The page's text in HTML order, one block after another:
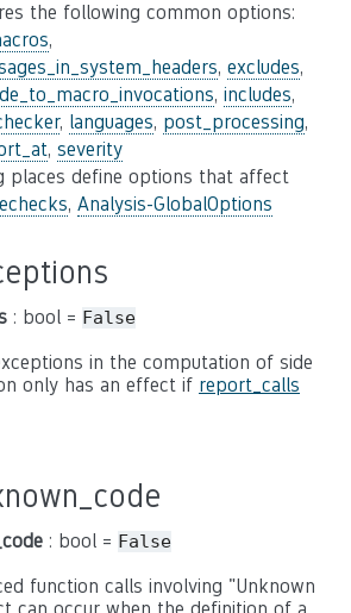
the following common options:
,
, excludes,
, includes,
, languages, post_processing,
, severity
places define options that affect
, Analysis-GlobalOptions
: bool = False
in the computation of side
only has an effect if report_calls
: bool = False
function calls involving "Unknown